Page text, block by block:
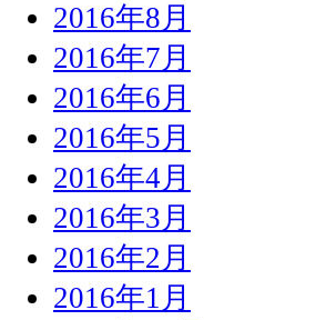
2016年8月
2016年7月
2016年6月
2016年5月
2016年4月
2016年3月
2016年2月
2016年1月